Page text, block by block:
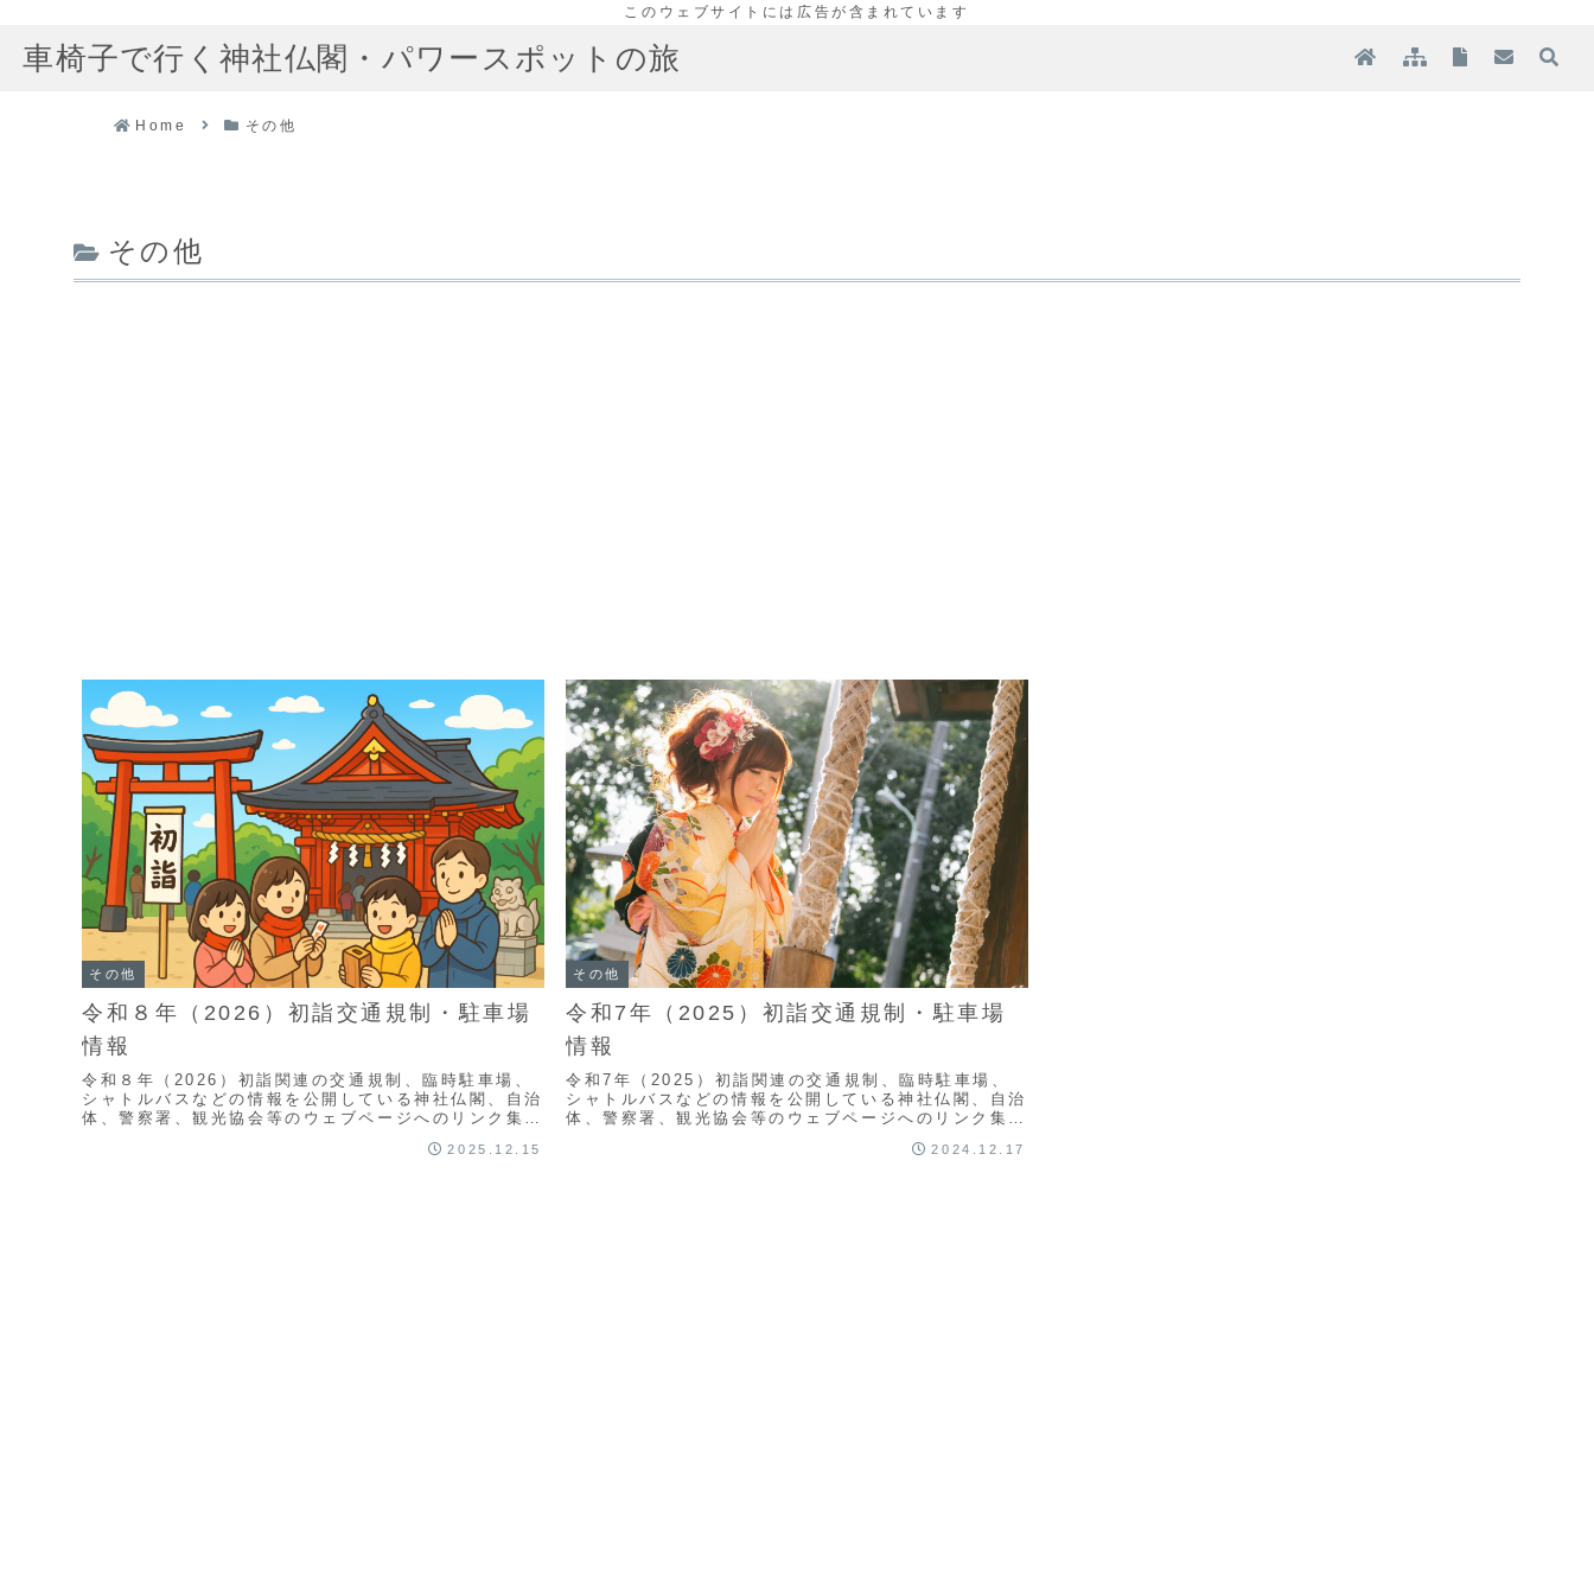
車椅子で行く神社仏閣・パワースポットの旅
Home その他
その他
その他
令和８年（2026）初詣交通規制・駐車場
情報
令和８年（2026）初詣関連の交通規制、臨時駐車場、
シャトルバスなどの情報を公開している神社仏閣、自治
体、警察署、観光協会等のウェブページへのリンク集で
2025.12.15
その他
令和7年（2025）初詣交通規制・駐車場
情報
令和7年（2025）初詣関連の交通規制、臨時駐車場、
シャトルバスなどの情報を公開している神社仏閣、自治
体、警察署、観光協会等のウェブページへのリンク集で
2024.12.17